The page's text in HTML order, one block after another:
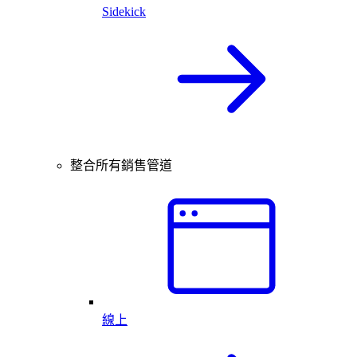
Sidekick
整合所有銷售管道
線上